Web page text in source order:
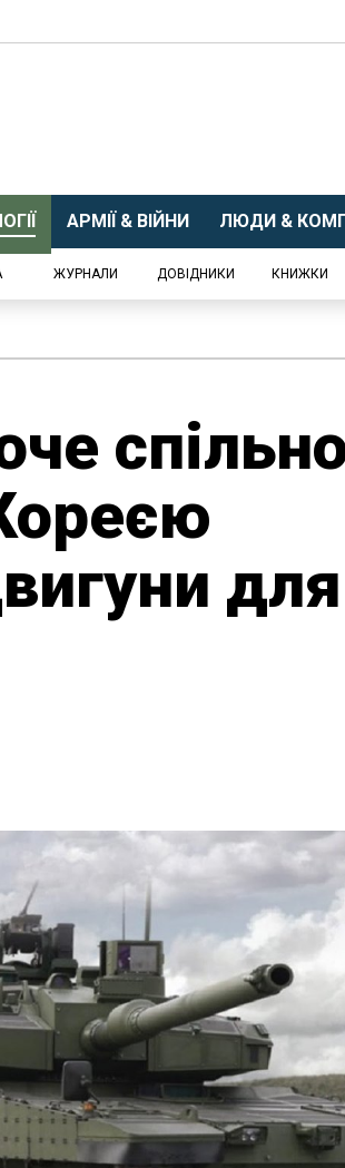
АРМІЇ & ВІЙНИ ЛЮДИ &
ЖУРНАЛИ ДОВІДНИКИ КНИЖКИ
для